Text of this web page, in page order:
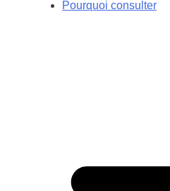
Pourquoi consulter